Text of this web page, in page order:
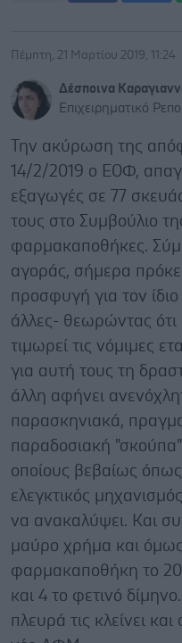
Πέμπτη, 21 Μαρτίου 2019, 11:24
Δέσποινα
Επιχειρηματικό
Την ακύρωση της
14/2/2019 ο ΕΟΦ,
εξαγωγές σε 77
τους στο Συμβούλιο
φαρμακαποθήκες.
αγοράς, σήμερα
προσφυγή για τον
άλλες- θεωρώντας
τιμωρεί τις νόμιμες
για αυτή τους τη
άλλη αφήνει
παρασκηνιακά,
παραδοσιακή
οποίους βεβαίως όπως
ελεγκτικός
να ανακαλύψει. Και
μαύρο χρήμα και
φαρμακαποθήκη το
και 4 το φετινό
πλευρά τις κλείνει